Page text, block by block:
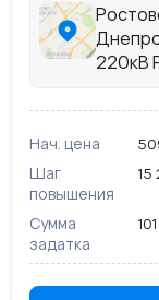
220кВ
Нач. цена
Шаг
повышения
15
Сумма
задатка